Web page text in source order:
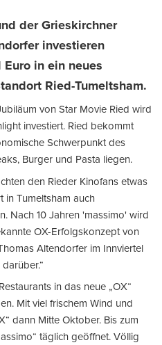
der Grieskirchner
investieren
in ein neues
Ried-Tumeltsham.
von Star Movie Ried wird
investiert. Ried bekommt
Schwerpunkt des
Burger und Pasta liegen.
den Rieder Kinofans etwas
in Tumeltsham auch
Nach 10 Jahren 'massimo' wird
OX-Erfolgskonzept von
Altendorfer im Innviertel
in das neue „OX“
Mit viel frischem Wind und
dann Mitte Oktober. Bis zum
täglich geöffnet. Völlig